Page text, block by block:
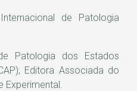
de Patologia
Patologia dos Estados
Editora Associada do
Experimental.